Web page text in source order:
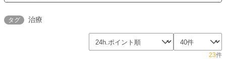
タグ 治療
23件